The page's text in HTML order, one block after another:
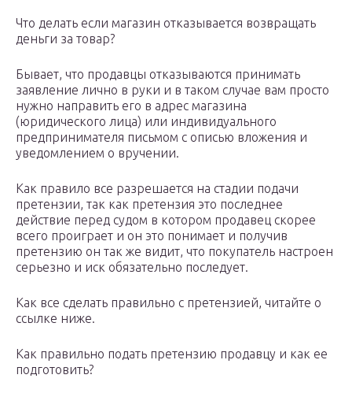
Что делать если магазин отказывается возвращать
деньги за товар?
Бывает, что продавцы отказываются принимать
заявление лично в руки и в таком случае вам просто
нужно направить его в адрес магазина
(юридического лица) или индивидуального
предпринимателя письмом с описью вложения и
уведомлением о вручении.
Как правило все разрешается на стадии подачи
претензии, так как претензия это последнее
действие перед судом в котором продавец скорее
всего проиграет и он это понимает и получив
претензию он так же видит, что покупатель настроен
серьезно и иск обязательно последует.
Как все сделать правильно с претензией, читайте о
ссылке ниже.
Как правильно подать претензию продавцу и как ее
подготовить?